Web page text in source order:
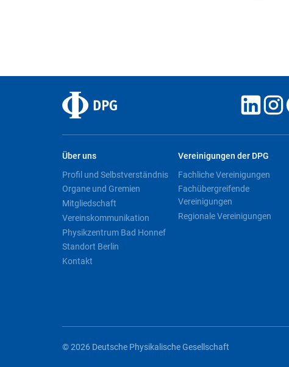
Über uns
Profil und Selbstverständnis
Organe und Gremien
Mitgliedschaft
Vereinskommunikation
Physikzentrum Bad Honnef
Standort Berlin
Kontakt
Vereinigungen der DPG
Fachliche Vereinigungen
Fachübergreifende
Vereinigungen
Regionale Vereinigungen
© 2026 Deutsche Physikalische Gesellschaft